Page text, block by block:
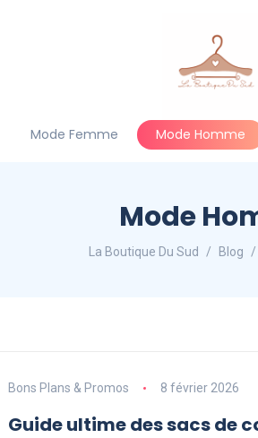
Mode Femme Mode Homme
Mode
La Boutique Du Sud Blog
Bons Plans & Promos 8 février 2026
Guide ultime des sacs de